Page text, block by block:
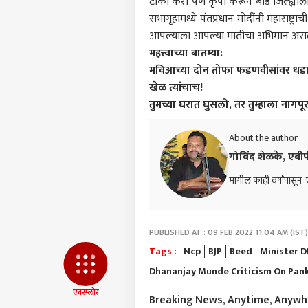
एक्स्प्लोर
सभागृहामध्ये पंतप्रधान मोदींनीमहाराष्ट्र
आपल्याला आपल्या मातीचा अभिमान
महत्त्वाच्या बातम्या:
मविआच्या दोन तोफा फडणवीसांवर
खेळ त्यांचाच!
तुमच्या घरात घुसलो, तर तुम्हाला
About the author
गोविंद शेळके,
मागील काही वर्षांपासून
PUBLISHED AT : 09 FEB 2022 11:04 AM (IST)
Tags : Ncp BJP Beed Minister
Dhananjay Munde Criticism On
Breaking News, Anytime,
आमच्यासोबत जाहिरात करा
प्रायव्हसी पॉलिसी
संपर्क साधा
करिअर
फीडबॅक
आमच्याबद्दल